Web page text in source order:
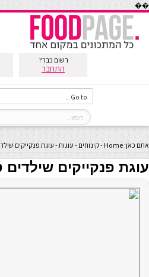
��
רשום כבר?
התחבר
אתם כאן: Home
-קינוחים - עוגות-עוגת פנקייקים
עוגת פנקייקים שילדים